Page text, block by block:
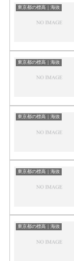
東京都の標高｜海抜
東京都の標高｜海抜
東京都の標高｜海抜
東京都の標高｜海抜
東京都の標高｜海抜